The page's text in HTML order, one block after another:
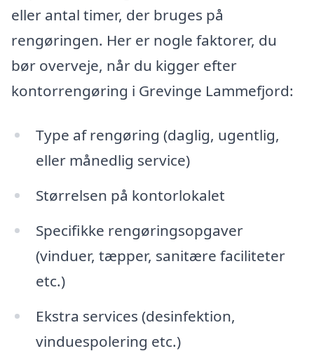
eller antal timer, der bruges på
rengøringen. Her er nogle faktorer, du
bør overveje, når du kigger efter
kontorrengøring i Grevinge Lammefjord:
Type af rengøring (daglig, ugentlig,
eller månedlig service)
Størrelsen på kontorlokalet
Specifikke rengøringsopgaver
(vinduer, tæpper, sanitære faciliteter
etc.)
Ekstra services (desinfektion,
vinduespolering etc.)